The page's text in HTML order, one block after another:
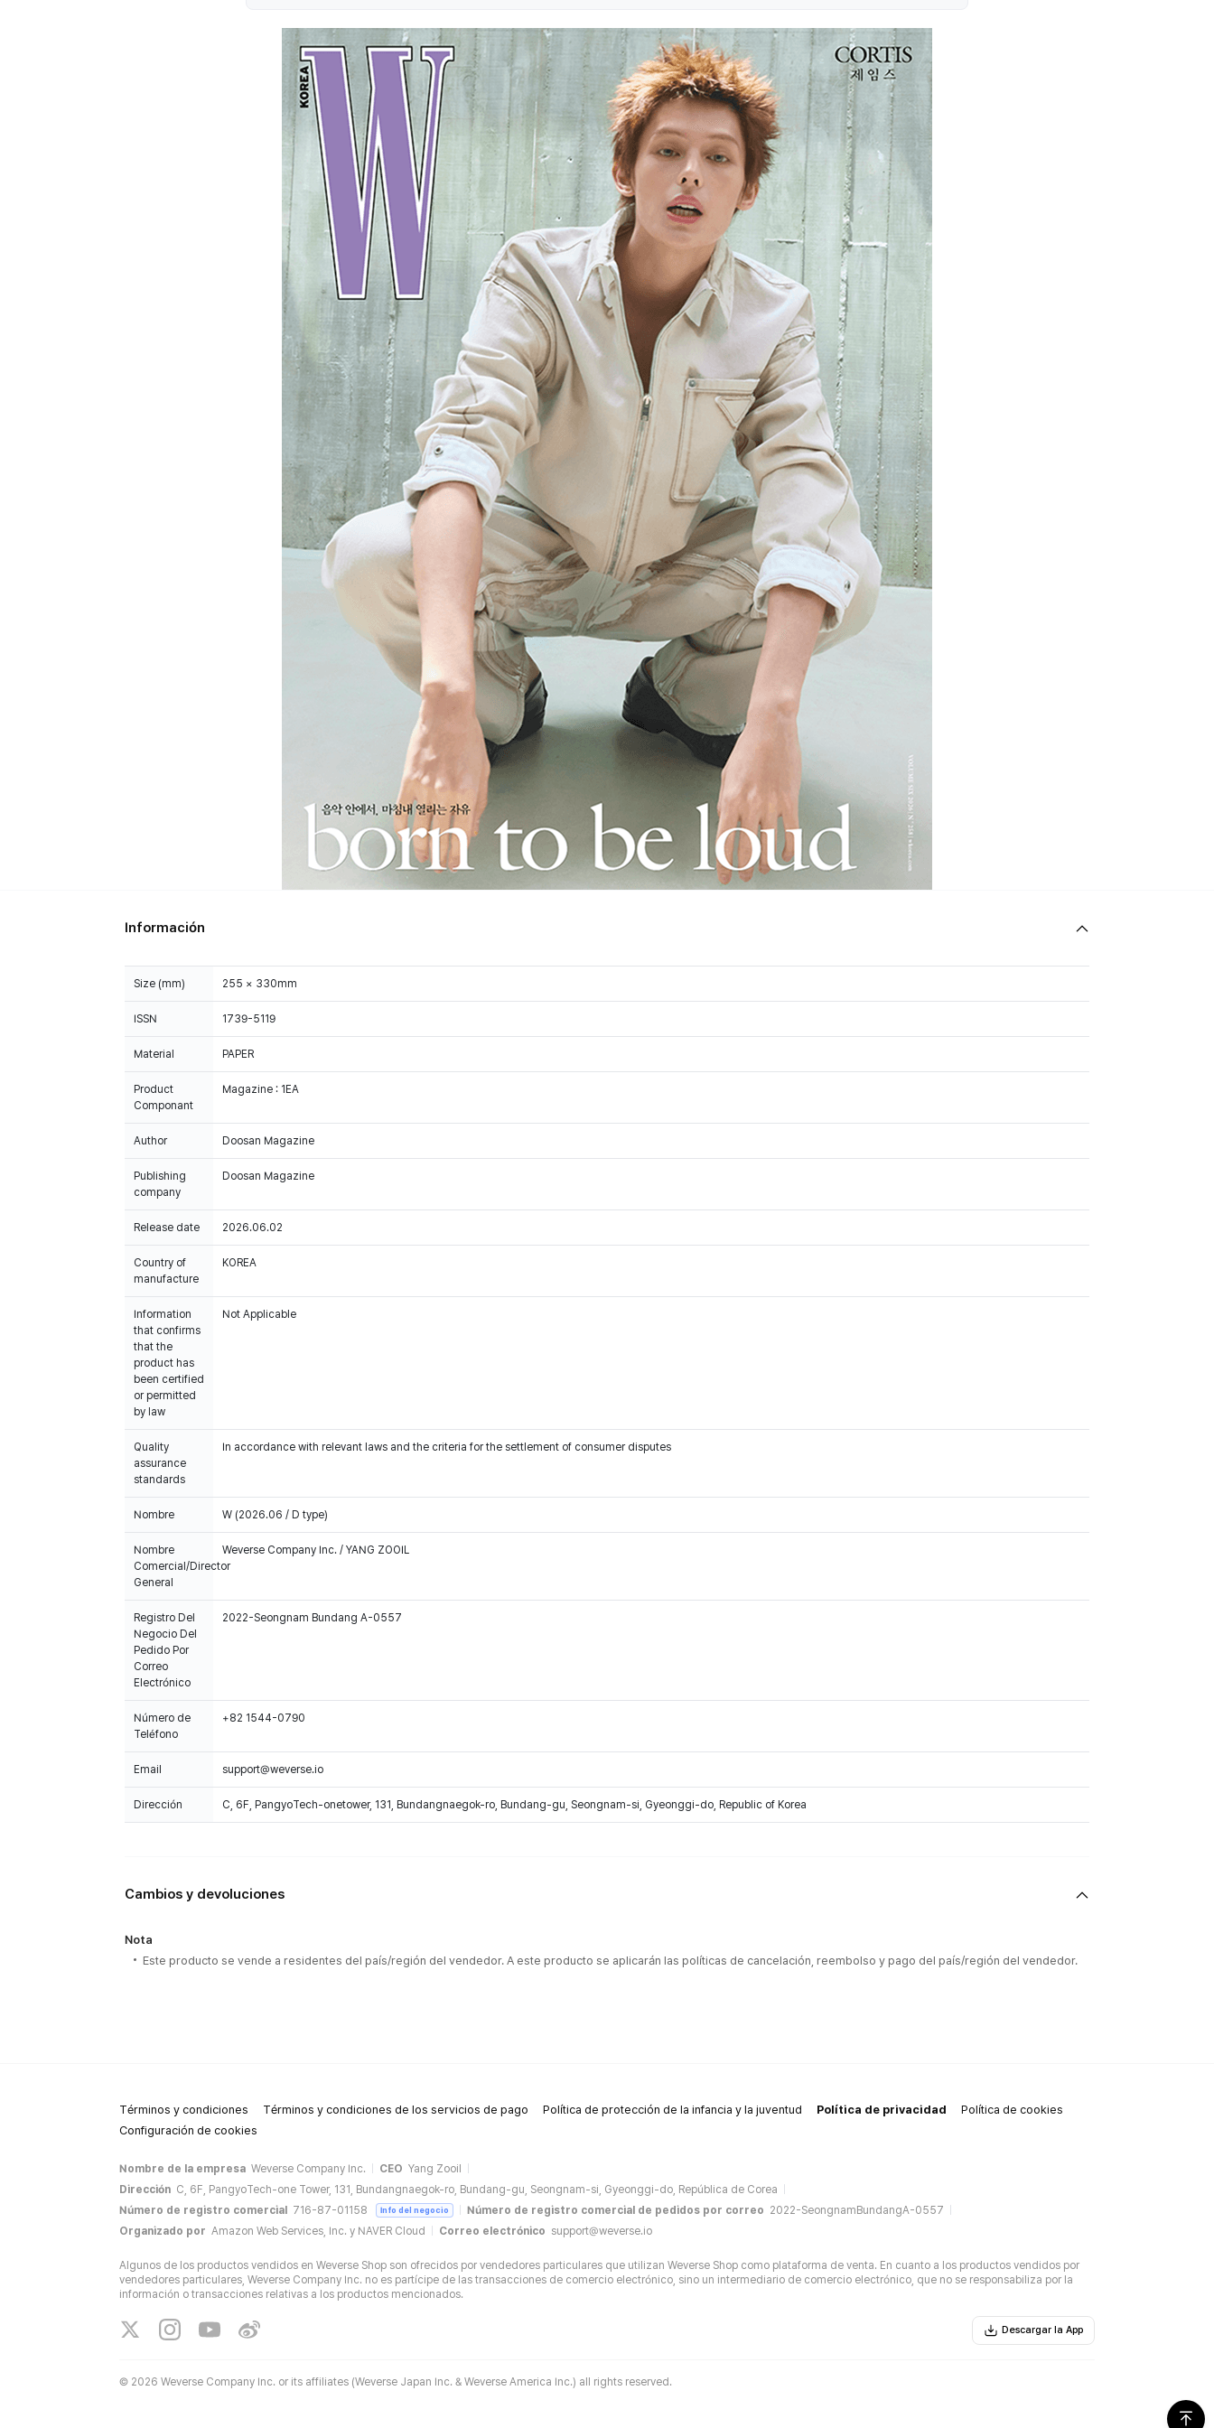
Información
Size (mm) 255 × 330mm
ISSN 1739-5119
Material PAPER
Product
Componant
Magazine : 1EA
Author Doosan Magazine
Publishing
company
Doosan Magazine
Release date 2026.06.02
Country of
manufacture
KOREA
Information
that confirms
that the
product has
been certified
or permitted
by law
Not Applicable
Quality
assurance
standards
In accordance with relevant laws and the criteria for the settlement of consumer disputes
Nombre W (2026.06 / D type)
Nombre
Comercial/Director
General
Weverse Company Inc. / YANG ZOOIL
Registro Del
Negocio Del
Pedido Por
Correo
Electrónico
2022-Seongnam Bundang A-0557
Número de
Teléfono
+82 1544-0790
Email support@weverse.io
Dirección C, 6F, PangyoTech-onetower, 131, Bundangnaegok-ro, Bundang-gu, Seongnam-si, Gyeonggi-do, Republic of Korea
Cambios y devoluciones
Nota
Este producto se vende a residentes del país/región del vendedor. A este producto se aplicarán las políticas de cancelación, reembolso y pago del país/región del vendedor.
Términos y condiciones Términos y condiciones de los servicios de pago Política de protección de la infancia y la juventud Política de privacidad
Política de cookies
Configuración de cookies
Nombre de la empresa Weverse Company Inc. CEO Yang Zooil
Dirección C, 6F, PangyoTech-one Tower, 131, Bundangnaegok-ro, Bundang-gu, Seongnam-si, Gyeonggi-do, República de Corea
Número de registro comercial
716-87-01158 Info del negocio Número de registro comercial de pedidos por correo 2022-SeongnamBundangA-0557
Organizado por Amazon Web Services, Inc. y NAVER Cloud Correo electrónico support@weverse.io
Algunos de los productos vendidos en Weverse Shop son ofrecidos por vendedores particulares que utilizan Weverse Shop como plataforma de venta. En cuanto a los productos vendidos por
vendedores particulares, Weverse Company Inc. no es partícipe de las transacciones de comercio electrónico, sino un intermediario de comercio electrónico, que no se responsabiliza por la
información o transacciones relativas a los productos mencionados.
Descargar la App
© 2026 Weverse Company Inc. or its affiliates (Weverse Japan Inc. & Weverse America Inc.) all rights reserved.